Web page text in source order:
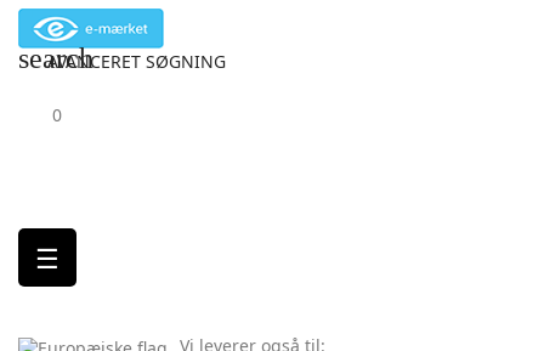
search
AVANCERET SØGNING
shopping_cart
0
Skift
navigation
☰
Vi leverer også til: